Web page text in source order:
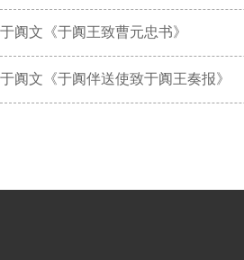
于阗文《于阗王致曹元忠书》
于阗文《于阗伴送使致于阗王奏报》